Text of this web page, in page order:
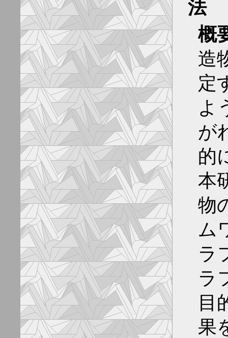
法
概
造
定
よ
が
的
本
物
ム
ラ
ラ
目
果